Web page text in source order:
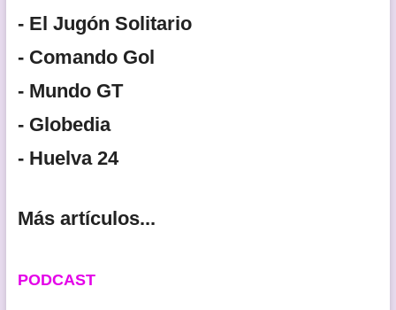
- El Jugón Solitario
- Comando Gol
- Mundo GT
- Globedia
- Huelva 24
Más artículos...
PODCAST